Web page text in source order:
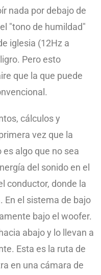
nada por debajo de
"tono de humildad"
iglesia (12Hz a
Pero esto
que la que puede
cálculos y
vez que la
algo que no sea
del sonido en el
conductor, donde la
En el sistema de bajo
bajo el woofer.
abajo y lo llevan a
Esta es la ruta de
en una cámara de